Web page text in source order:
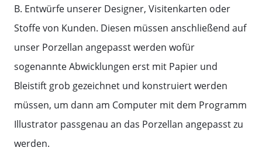
B. Entwürfe unserer Designer, Visitenkarten oder
Stoffe von Kunden. Diesen müssen anschließend auf
unser Porzellan angepasst werden wofür
sogenannte Abwicklungen erst mit Papier und
Bleistift grob gezeichnet und konstruiert werden
müssen, um dann am Computer mit dem Programm
Illustrator passgenau an das Porzellan angepasst zu
werden.